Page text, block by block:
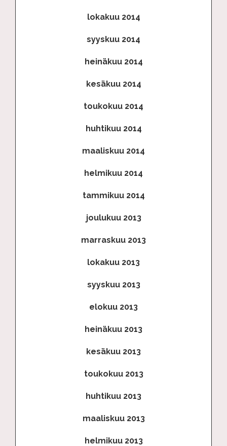
lokakuu 2014
syyskuu 2014
heinäkuu 2014
kesäkuu 2014
toukokuu 2014
huhtikuu 2014
maaliskuu 2014
helmikuu 2014
tammikuu 2014
joulukuu 2013
marraskuu 2013
lokakuu 2013
syyskuu 2013
elokuu 2013
heinäkuu 2013
kesäkuu 2013
toukokuu 2013
huhtikuu 2013
maaliskuu 2013
helmikuu 2013